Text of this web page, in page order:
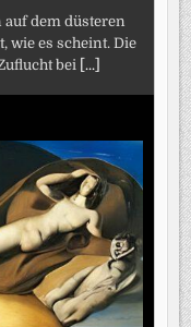
dem düsteren
wie es scheint. Die
bei [...]